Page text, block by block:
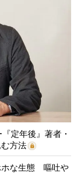
定年後』著者・
方法
ホな生態 嘔吐や